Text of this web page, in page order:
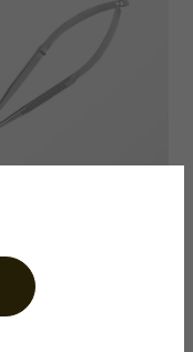
リング剪刀 曲/鋭